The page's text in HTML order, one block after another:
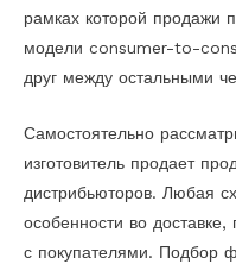
рамках которой продажи
модели consumer-to-
друг между остальными
Самостоятельно
изготовитель продает
дистрибьюторов. Любая
особенности во
с покупателями. Подбор